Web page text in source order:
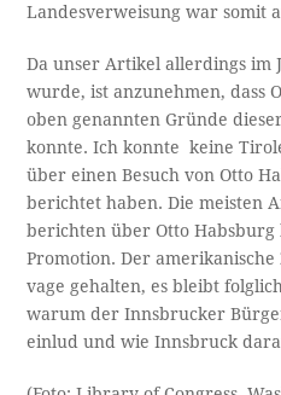
Landesverweisung war somit
Da unser Artikel allerdings im
wurde, ist anzunehmen, dass
oben genannten Gründe
konnte. Ich konnte keine
über einen Besuch von Otto
berichtet haben. Die meisten
berichten über Otto
Promotion. Der amerikanische
vage gehalten, es bleibt
warum der Innsbrucker
einlud und wie Innsbruck